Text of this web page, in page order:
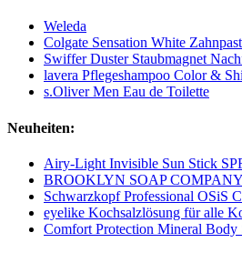
Weleda
Colgate Sensation White
Swiffer Duster Staubmagnet
lavera Pflegeshampoo Color &
s.Oliver Men Eau de Toilette
Neuheiten:
Airy-Light Invisible Sun Stick
BROOKLYN SOAP
Schwarzkopf Professional OSiS
eyelike Kochsalzlösung für alle
Comfort Protection Mineral Body